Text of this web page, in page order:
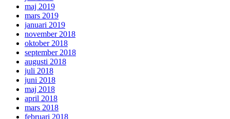
maj 2019
mars 2019
januari 2019
november 2018
oktober 2018
september 2018
augusti 2018
juli 2018
juni 2018
maj 2018
april 2018
mars 2018
februari 2018